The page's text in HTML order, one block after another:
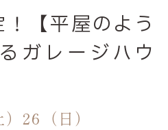
【平屋のよう
ガレージハウ
26（日）